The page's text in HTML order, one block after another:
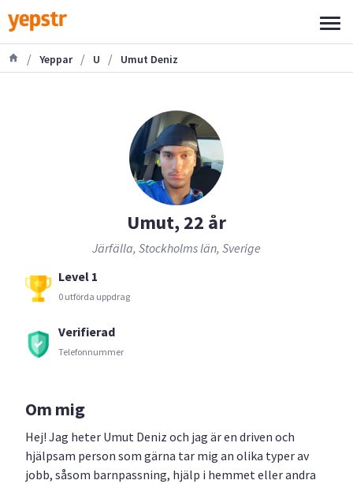
/ Yeppar / U / Umut Deniz
Umut, 22 år
Järfälla, Stockholms län, Sverige
Level 1
0 utförda uppdrag
Verifierad
Telefonnummer
Om mig
Hej! Jag heter Umut Deniz och jag är en driven och
hjälpsam person som gärna tar mig an olika typer av
jobb, såsom barnpassning, hjälp i hemmet eller andra